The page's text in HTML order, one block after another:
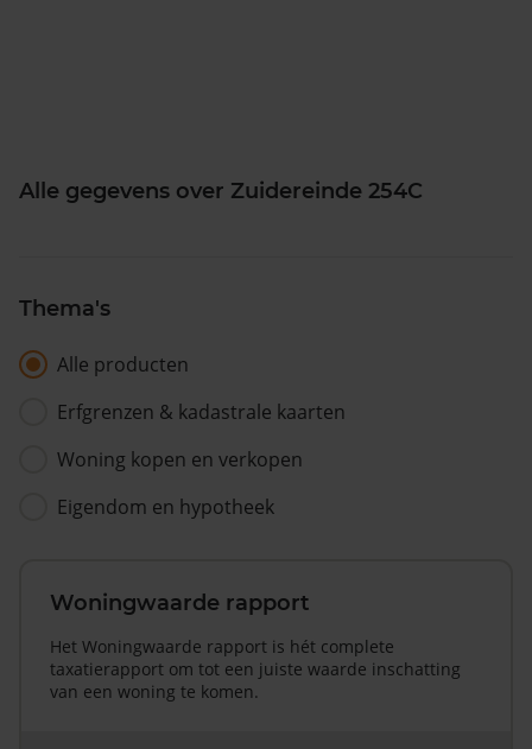
Alle gegevens over Zuidereinde 254C
Thema's
Alle producten
Erfgrenzen & kadastrale kaarten
Woning kopen en verkopen
Eigendom en hypotheek
Woningwaarde rapport
Het Woningwaarde rapport is hét complete
taxatierapport om tot een juiste waarde inschatting
van een woning te komen.